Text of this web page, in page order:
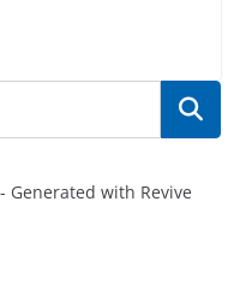
Generated with Revive